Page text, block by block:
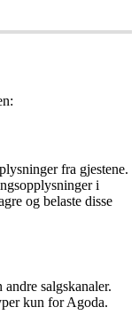
:
fra gjestene.
i
og belaste disse
andre salgskanaler.
kun for Agoda.